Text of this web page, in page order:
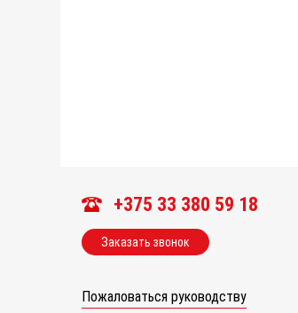
+375 33 380 59 18
Заказать звонок
Пожаловаться руководству